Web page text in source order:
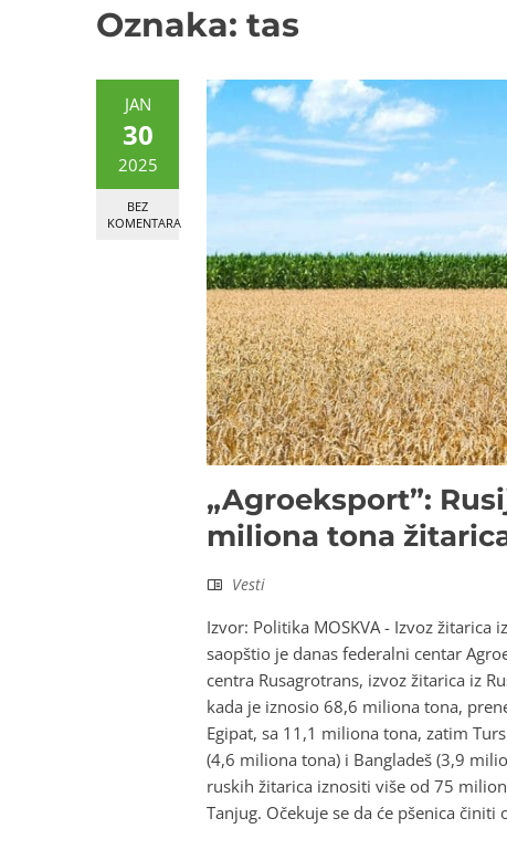
Oznaka: tas
JAN
30
2025
BEZ
KOMENTARA
„Agroeksport”:
miliona tona
Vesti
Izvor: Politika MOSKVA - Izvoz
saopštio je danas federalni centar
centra Rusagrotrans, izvoz žitarica iz
kada je iznosio 68,6 miliona tona,
Egipat, sa 11,1 miliona tona, zatim
(4,6 miliona tona) i Bangladeš (3,9
ruskih žitarica iznositi više od 75
Tanjug. Očekuje se da će pšenica